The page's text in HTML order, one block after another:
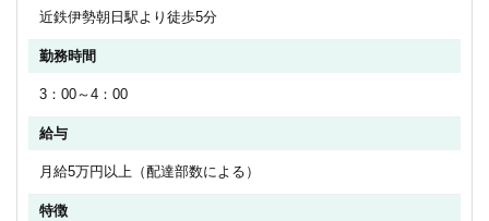
近鉄伊勢朝日駅より徒歩5分
勤務時間
3：00～4：00
給与
月給5万円以上（配達部数による）
特徴